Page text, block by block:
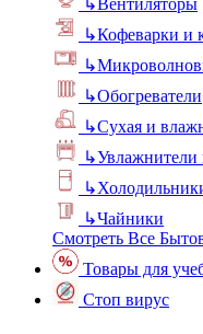
↳Кофеварки и
↳
↳Обогреватели
↳Сухая и
↳Увлажнители
↳
↳Чайники
Смотреть Все
Товары для
Стоп вирус